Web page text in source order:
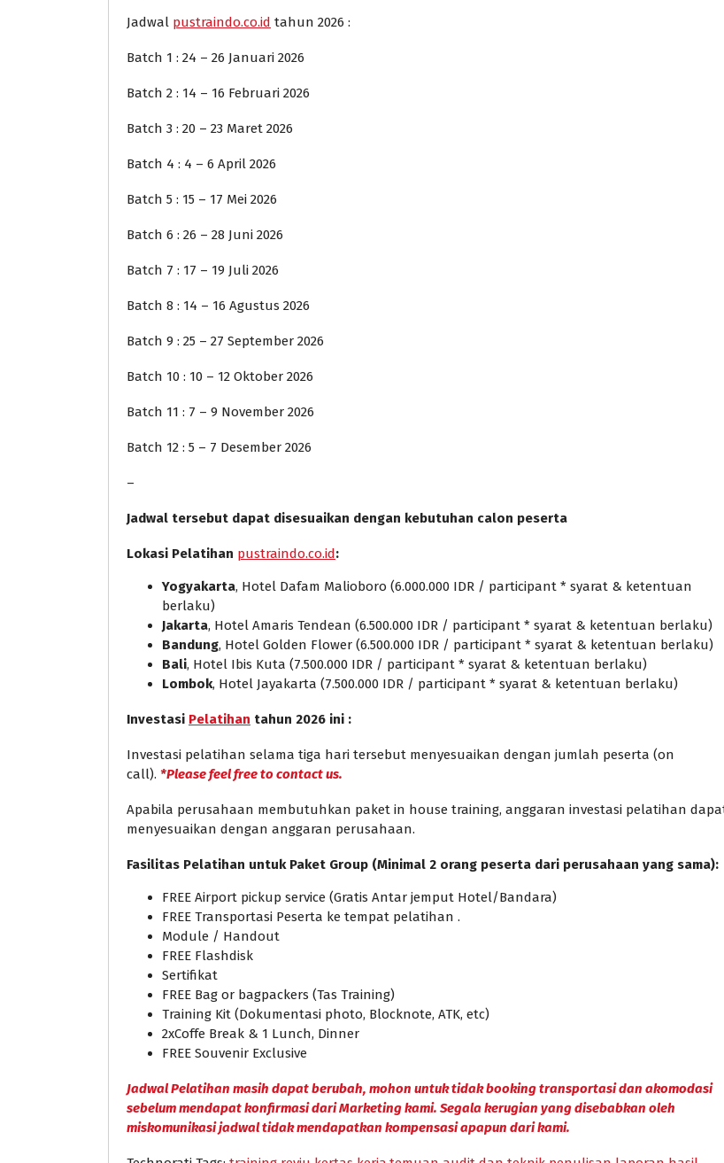
Jadwal pustraindo.co.id tahun 2026 :
Batch 1 : 24 – 26 Januari 2026
Batch 2 : 14 – 16 Februari 2026
Batch 3 : 20 – 23 Maret 2026
Batch 4 : 4 – 6 April 2026
Batch 5 : 15 – 17 Mei 2026
Batch 6 : 26 – 28 Juni 2026
Batch 7 : 17 – 19 Juli 2026
Batch 8 : 14 – 16 Agustus 2026
Batch 9 : 25 – 27 September 2026
Batch 10 : 10 – 12 Oktober 2026
Batch 11 : 7 – 9 November 2026
Batch 12 : 5 – 7 Desember 2026
–
Jadwal tersebut dapat disesuaikan dengan kebutuhan calon peserta
Lokasi Pelatihan pustraindo.co.id:
Yogyakarta, Hotel Dafam Malioboro (6.000.000 IDR / participant * syarat & ketentuan
berlaku)
Jakarta, Hotel Amaris Tendean (6.500.000 IDR / participant * syarat & ketentuan berlaku)
Bandung, Hotel Golden Flower (6.500.000 IDR / participant * syarat & ketentuan berlaku)
Bali, Hotel Ibis Kuta (7.500.000 IDR / participant * syarat & ketentuan berlaku)
Lombok, Hotel Jayakarta (7.500.000 IDR / participant * syarat & ketentuan berlaku)
Investasi Pelatihan tahun 2026 ini :
Investasi pelatihan selama tiga hari tersebut menyesuaikan dengan jumlah peserta (on
call). *Please feel free to contact us.
Apabila perusahaan membutuhkan paket in house training, anggaran investasi pelatihan
menyesuaikan dengan anggaran perusahaan.
Fasilitas Pelatihan untuk Paket Group (Minimal 2 orang peserta dari perusahaan yang sama):
FREE Airport pickup service (Gratis Antar jemput Hotel/Bandara)
FREE Transportasi Peserta ke tempat pelatihan .
Module / Handout
FREE Flashdisk
Sertifikat
FREE Bag or bagpackers (Tas Training)
Training Kit (Dokumentasi photo, Blocknote, ATK, etc)
2xCoffe Break & 1 Lunch, Dinner
FREE Souvenir Exclusive
Jadwal Pelatihan masih dapat berubah, mohon untuk tidak booking transportasi dan akomodasi
sebelum mendapat konfirmasi dari Marketing kami. Segala kerugian yang disebabkan oleh
miskomunikasi jadwal tidak mendapatkan kompensasi apapun dari kami.